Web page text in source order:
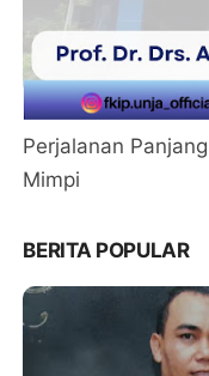
Perjalanan
Mimpi
BERITA POPULAR